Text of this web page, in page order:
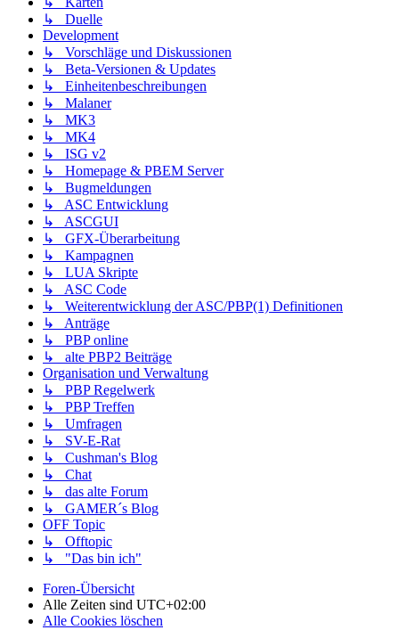
↳ Duelle
Development
↳ Vorschläge und Diskussionen
↳ Beta-Versionen & Updates
↳ Einheitenbeschreibungen
↳ Malaner
↳ MK3
↳ MK4
↳ ISG v2
↳ Homepage & PBEM Server
↳ Bugmeldungen
↳ ASC Entwicklung
↳ ASCGUI
↳ GFX-Überarbeitung
↳ Kampagnen
↳ LUA Skripte
↳ ASC Code
↳ Weiterentwicklung der ASC/PBP(1) Definitionen
↳ Anträge
↳ PBP online
↳ alte PBP2 Beiträge
Organisation und Verwaltung
↳ PBP Regelwerk
↳ PBP Treffen
↳ Umfragen
↳ SV-E-Rat
↳ Cushman's Blog
↳ Chat
↳ das alte Forum
↳ GAMER´s Blog
OFF Topic
↳ Offtopic
↳ "Das bin ich"
Foren-Übersicht
Alle Zeiten sind UTC+02:00
Alle Cookies löschen